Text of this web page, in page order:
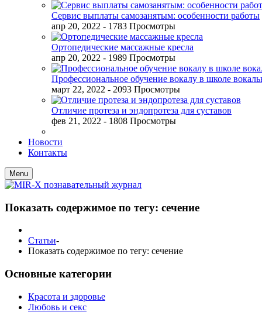
Сервис выплаты самозанятым: особенности работы
апр 20, 2022 - 1783 Просмотры
Ортопедические массажные кресла
апр 20, 2022 - 1989 Просмотры
Профессиональное обучение вокалу в школе
март 22, 2022 - 2093 Просмотры
Отличие протеза и эндопротеза для суставов
фев 21, 2022 - 1808 Просмотры
Новости
Контакты
Menu
Показать содержимое по тегу: сечение
Статьи-
Показать содержимое по тегу: сечение
Основные категории
Красота и здоровье
Любовь и секс